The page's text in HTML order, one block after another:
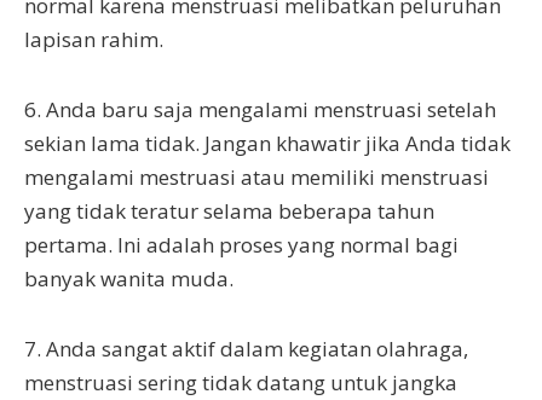
normal karena menstruasi melibatkan peluruhan
lapisan rahim.
6. Anda baru saja mengalami menstruasi setelah
sekian lama tidak. Jangan khawatir jika Anda tidak
mengalami mestruasi atau memiliki menstruasi
yang tidak teratur selama beberapa tahun
pertama. Ini adalah proses yang normal bagi
banyak wanita muda.
7. Anda sangat aktif dalam kegiatan olahraga,
menstruasi sering tidak datang untuk jangka